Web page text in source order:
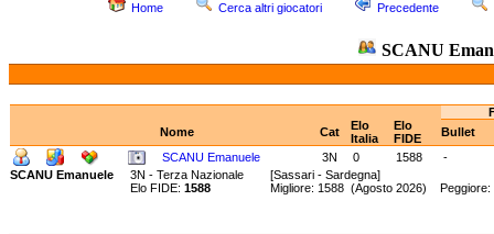
Home Cerca altri giocatori Precedente
SCANU
Nome
Cat
Elo
Italia
Elo
FIDE
Bullet
SCANU Emanuele
3N 0 1588
-
SCANU Emanuele
3N - Terza Nazionale [Sassari - Sardegna]
Elo FIDE: 1588 Migliore: 1588 (Agosto 2026) Peggiore: